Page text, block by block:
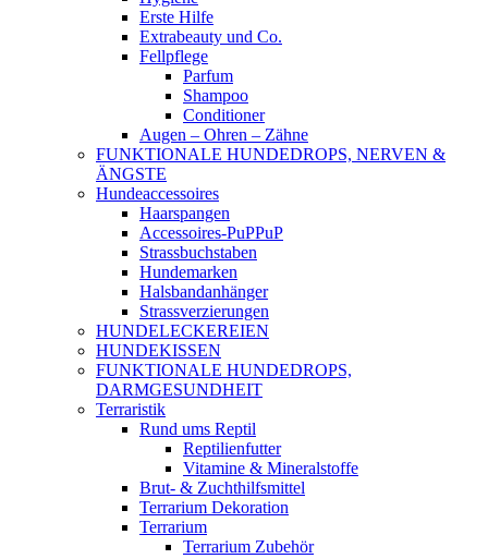
Erste Hilfe
Extrabeauty und Co.
Fellpflege
Parfum
Shampoo
Conditioner
Augen – Ohren – Zähne
FUNKTIONALE HUNDEDROPS, NERVEN &
ÄNGSTE
Hundeaccessoires
Haarspangen
Accessoires-PuPPuP
Strassbuchstaben
Hundemarken
Halsbandanhänger
Strassverzierungen
HUNDELECKEREIEN
HUNDEKISSEN
FUNKTIONALE HUNDEDROPS,
DARMGESUNDHEIT
Terraristik
Rund ums Reptil
Reptilienfutter
Vitamine & Mineralstoffe
Brut- & Zuchthilfsmittel
Terrarium Dekoration
Terrarium
Terrarium Zubehör